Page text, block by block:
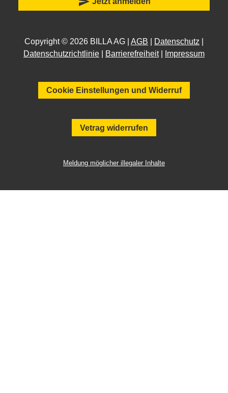
Copyright © 2026 BILLA AG | AGB Datenschutz
Datenschutzrichtlinie
Barrierefreiheit| Impressum
Cookie Einstellungen und Widerruf
Vetrag widerrufen
Meldung möglicher illegaler Inhalte